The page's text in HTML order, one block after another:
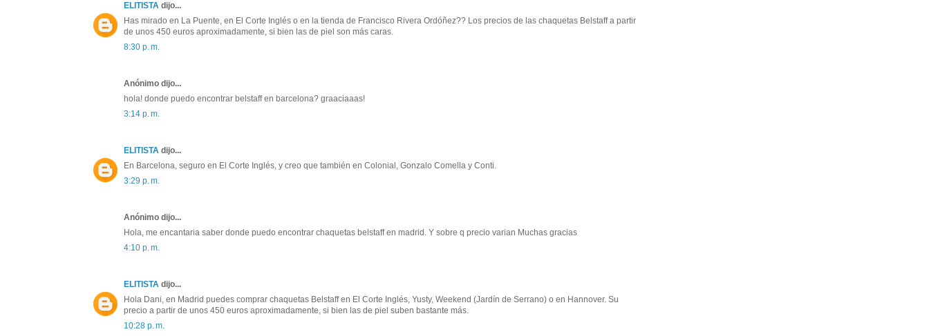
ELITISTA dijo...
Has mirado en La Puente, en El Corte Inglés o en la tienda de Francisco Rivera Ordóñez?? Los precios de las chaquetas Belstaff a partir
de unos 450 euros aproximadamente, si bien las de piel son más caras.
8:30 p. m.
Anónimo dijo...
hola! donde puedo encontrar belstaff en barcelona? graaciaaas!
3:14 p. m.
ELITISTA dijo...
En Barcelona, seguro en El Corte Inglés, y creo que también en Colonial, Gonzalo Comella y Conti.
3:29 p. m.
Anónimo dijo...
Hola, me encantaria saber donde puedo encontrar chaquetas belstaff en madrid. Y sobre q precio varian Muchas gracias
4:10 p. m.
ELITISTA dijo...
Hola Dani, en Madrid puedes comprar chaquetas Belstaff en El Corte Inglés, Yusty, Weekend (Jardín de Serrano) o en Hannover. Su
precio a partir de unos 450 euros aproximadamente, si bien las de piel suben bastante más.
10:28 p. m.